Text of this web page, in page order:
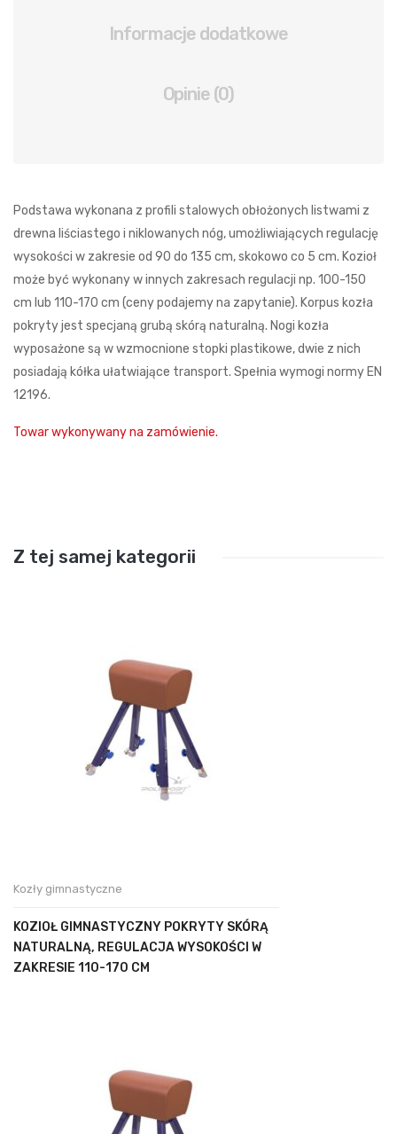
Informacje dodatkowe
Opinie (0)
Podstawa wykonana z profili stalowych obłożonych listwami z
drewna liściastego i niklowanych nóg, umożliwiających regulację
wysokości w zakresie od 90 do 135 cm, skokowo co 5 cm. Kozioł
może być wykonany w innych zakresach regulacji np. 100-150
cm lub 110-170 cm (ceny podajemy na zapytanie). Korpus kozła
pokryty jest specjaną grubą skórą naturalną. Nogi kozła
wyposażone są w wzmocnione stopki plastikowe, dwie z nich
posiadają kółka ułatwiające transport. Spełnia wymogi normy EN
12196.
Towar wykonywany na zamówienie.
Z tej samej kategorii
Kozły gimnastyczne
KOZIOŁ GIMNASTYCZNY POKRYTY SKÓRĄ
NATURALNĄ, REGULACJA WYSOKOŚCI W
ZAKRESIE 110-170 CM